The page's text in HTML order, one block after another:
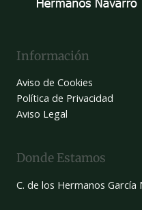
Información
Aviso de Cookies
Política de Privacidad
Aviso Legal
Donde Estamos
C. de los Hermanos